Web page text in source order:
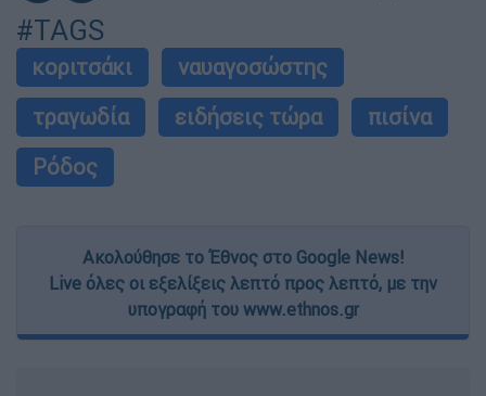
#TAGS
κοριτσάκι
ναυαγοσώστης
τραγωδία
ειδήσεις τώρα
πισίνα
Ρόδος
Ακολούθησε το Έθνος στο Google News!
Live όλες οι εξελίξεις λεπτό προς λεπτό, με την
υπογραφή του www.ethnos.gr